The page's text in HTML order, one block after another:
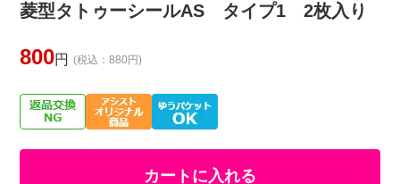
菱型タトゥーシールAS タイプ1 2枚入り
800円 (税込：880円)
カートに入れる